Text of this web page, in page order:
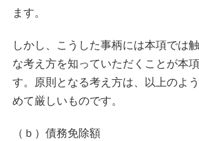
ます。
しかし、こうした事柄には本項では
な考え方を知っていただくことが本
す。原則となる考え方は、以上のよ
めて厳しいものです。
（ｂ）債務免除額